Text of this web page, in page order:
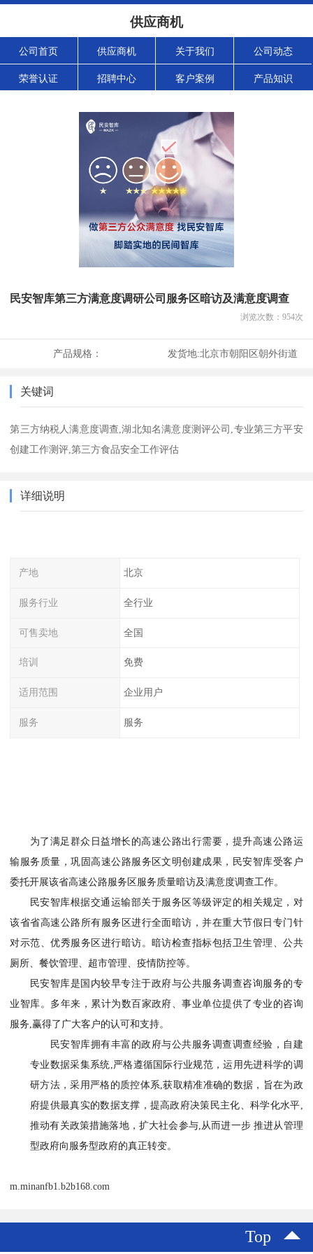
供应商机
公司首页 供应商机 关于我们 公司动态
荣誉认证 招聘中心 客户案例 产品知识
民安智库第三方满意度调研公司服务区暗访及满意度调查
浏览次数： 954次
产品规格： 发货地:北京市朝阳区朝外街道
关键词
第三方纳税人满意度调查,湖北知名满意度测评公司,专业第三方平安
创建工作测评,第三方食品安全工作评估
详细说明
产地 北京
服务行业 全行业
可售卖地 全国
培训 免费
适用范围 企业用户
服务 服务
为了满足群众日益增长的高速公路出行需要，提升高速公路运
输服务质量，巩固高速公路服务区文明创建成果，民安智库受客户
委托开展该省高速公路服务区服务质量暗访及满意度调查工作。
民安智库根据交通运输部关于服务区等级评定的相关规定，对
该省省高速公路所有服务区进行全面暗访，并在重大节假日专门针
对示范、优秀服务区进行暗访。暗访检查指标包括卫生管理、公共
厕所、餐饮管理、超市管理、疫情防控等。
民安智库是国内较早专注于政府与公共服务调查咨询服务的专
业智库。多年来，累计为数百家政府、事业单位提供了专业的咨询
服务,赢得了广大客户的认可和支持。
民安智库拥有丰富的政府与公共服务调查调查经验，自建
专业数据采集系统,严格遵循国际行业规范，运用先进科学的调
研方法，采用严格的质控体系,获取精准准确的数据，旨在为政
府提供最真实的数据支撑，提高政府决策民主化、科学化水平,
推动有关政策措施落地，扩大社会参与,从而进一步 推进从管理
型政府向服务型政府的真正转变。
m.minanfb1.b2b168.com
Top